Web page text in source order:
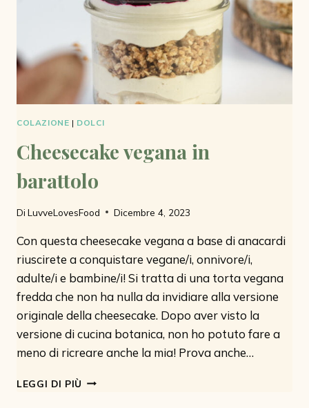
COLAZIONE | DOLCI
Cheesecake vegana in
barattolo
Di LuvveLovesFood Dicembre 4, 2023
Con questa cheesecake vegana a base di anacardi
riuscirete a conquistare vegane/i, onnivore/i,
adulte/i e bambine/i! Si tratta di una torta vegana
fredda che non ha nulla da invidiare alla versione
originale della cheesecake. Dopo aver visto la
versione di cucina botanica, non ho potuto fare a
meno di ricreare anche la mia! Prova anche…
LEGGI DI PIÙ CHEESECAKE